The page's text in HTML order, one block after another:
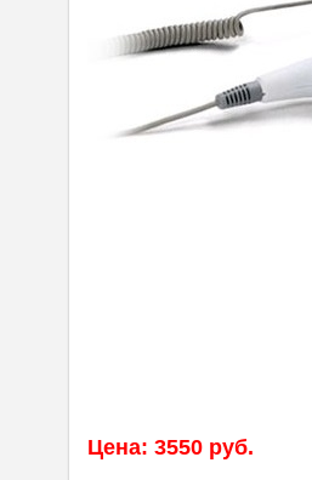
Цена: 3550 руб.